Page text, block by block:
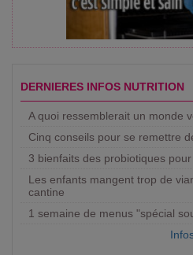
DERNIERES INFOS NUTRITION
A quoi ressemblerait un monde
Cinq conseils pour se remettre
3 bienfaits des probiotiques
Les enfants mangent trop de
cantine
1 semaine de menus "spécial